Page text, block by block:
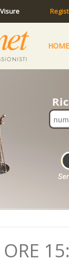
Visure
HOME